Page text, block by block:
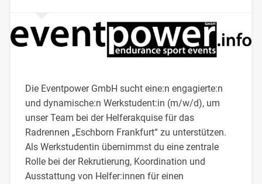
Die Eventpower GmbH sucht eine:n engagierte:n
und dynamische:n Werkstudent:in (m/w/d), um
unser Team bei der Helferakquise für das
Radrennen „Eschborn Frankfurt“ zu unterstützen.
Als Werkstudentin übernimmst du eine zentrale
Rolle bei der Rekrutierung, Koordination und
Ausstattung von Helfer:innen für einen